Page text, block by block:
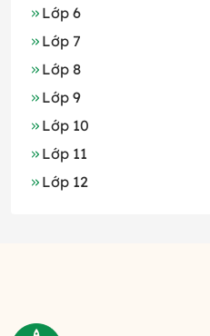
Lớp 6
Lớp 7
Lớp 8
Lớp 9
Lớp 10
Lớp 11
Lớp 12